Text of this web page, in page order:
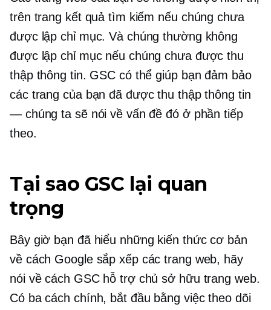
trên trang kết quả tìm kiếm nếu chúng chưa
được lập chỉ mục. Và chúng thường không
được lập chỉ mục nếu chúng chưa được thu
thập thông tin. GSC có thể giúp bạn đảm bảo
các trang của bạn đã được thu thập thông tin
— chúng ta sẽ nói về vấn đề đó ở phần tiếp
theo.
Tại sao GSC lại quan
trọng
Bây giờ bạn đã hiểu những kiến ​​thức cơ bản
về cách Google sắp xếp các trang web, hãy
nói về cách GSC hỗ trợ chủ sở hữu trang web.
Có ba cách chính, bắt đầu bằng việc theo dõi